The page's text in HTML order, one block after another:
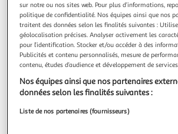
Station Essence
Service Après Vente
sur notre ou nos sites web. Pour plus d’informations,
politique de confidentialité. Nos équipes ainsi que nos
traitent des données selon les finalités suivantes :
géolocalisation précises. Analyser activement les
pour l’identification. Stocker et/ou accéder à des
Publicités et contenu personnalisés, mesure de
contenu, études d’audience et développement de
Nos équipes ainsi que nos partenaires
données selon les finalités suivantes :
Liste de nos partenaires (fournisseurs)